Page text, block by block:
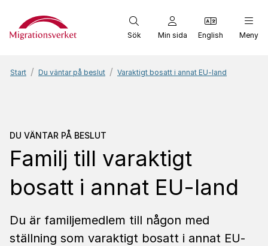
Start
Sök Min sida English Meny
Start Du väntar på beslut Varaktigt bosatt i annat EU-land
Du väntar på beslut
DU VÄNTAR PÅ BESLUT
Familj till varaktigt
bosatt i annat EU-land
Du är familjemedlem till någon med
ställning som varaktigt bosatt i annat EU-